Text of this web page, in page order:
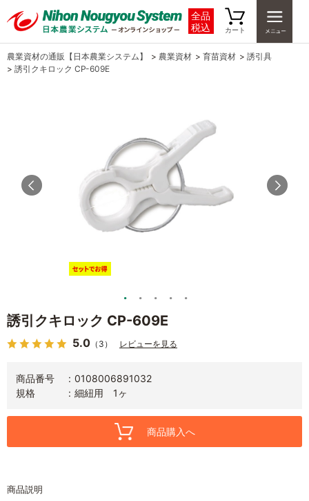
全品
税込
カート
農業資材の通販【日本農業システム】 > 農業資材 > 育苗資材 > 誘引具
> 誘引クキロック CP-609E
誘引クキロック CP-609E
5.0 （3） レビューを見る
商品番号
0108006891032
規格
細紐用 1ヶ
商品購入へ
商品説明